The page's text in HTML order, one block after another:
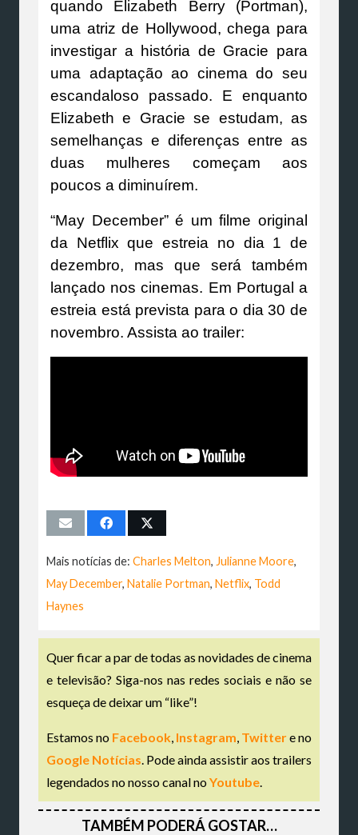
quando Elizabeth Berry (Portman),
uma atriz de Hollywood, chega para
investigar a história de Gracie para
uma adaptação ao cinema do seu
escandaloso passado. E enquanto
Elizabeth e Gracie se estudam, as
semelhanças e diferenças entre as
duas mulheres começam aos
poucos a diminuírem.
“May December” é um filme original
da Netflix que estreia no dia 1 de
dezembro, mas que será também
lançado nos cinemas. Em Portugal a
estreia está prevista para o dia 30 de
novembro. Assista ao trailer:
Mais notícias de: Charles Melton, Julianne Moore,
May December, Natalie Portman, Netflix, Todd
Haynes
Quer ficar a par de todas as novidades de cinema
e televisão? Siga-nos nas redes sociais e não se
esqueça de deixar um “like”!
Estamos no Facebook Instagram Twittere no
Google Notícias . Pode ainda assistir aos trailers
legendados no nosso canal noYoutube
TAMBÉM PODERÁ GOSTAR…